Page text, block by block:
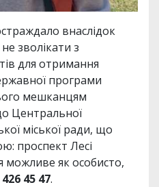
внаслідок
зволікати з
для отримання
програми
мешканцям
Центральної
міської ради, що
проспект Лесі
можливе як особисто,
45 47.